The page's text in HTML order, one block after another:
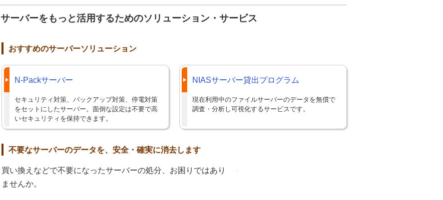
サーバーをもっと活用するためのソリューション・サービス
おすすめのサーバーソリューション
N-Packサーバー
セキュリティ対策、バックアップ対策、停電対策
をセットにしたサーバー。面倒な設定は不要で高
いセキュリティを保持できます。
NIASサーバー貸出プログラム
現在利用中のファイルサーバーのデータを無償で
調査・分析し可視化するサービスです。
不要なサーバーのデータを、安全・確実に消去します
買い換えなどで不要になったサーバーの処分、お困りではあり
ませんか。